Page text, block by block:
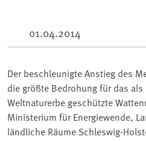
01.04.2014
Der beschleunigte Anstieg des
die größte Bedrohung für das
Weltnaturerbe geschützte
Ministerium für Energiewende,
ländliche Räume Schleswig-